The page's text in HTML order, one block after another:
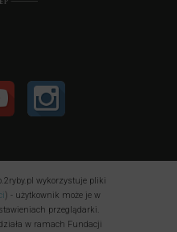
wykorzystuje pliki
) - użytkownik może je w
przeglądarki.
w ramach Fundacji